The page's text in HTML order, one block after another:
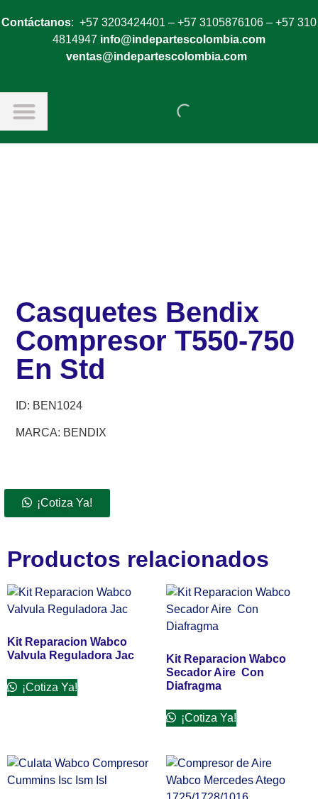
Contáctanos: +57 3203424401 – +57 3105876106 – +57 310
4814947 info@indepartescolombia.com
ventas@indepartescolombia.com
Casquetes Bendix
Compresor T550-750
En Std
ID: BEN1024
MARCA: BENDIX
¡Cotiza Ya!
Productos relacionados
Kit Reparacion Wabco
Valvula Reguladora Jac
¡Cotiza Ya!
Kit Reparacion Wabco
Secador Aire Con
Diafragma
¡Cotiza Ya!